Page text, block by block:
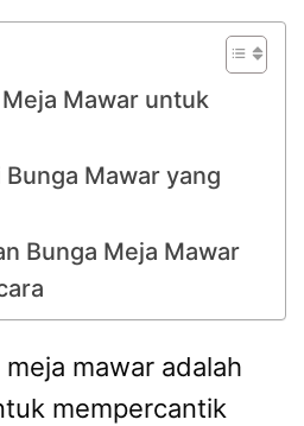
Mawar untuk
Mawar yang
Bunga Meja Mawar
mawar adalah
mempercantik